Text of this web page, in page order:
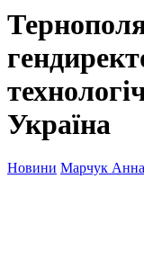
Україна
Новини Марчук Анна